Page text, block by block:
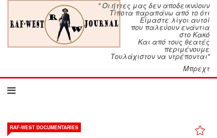
" Οι ήττες μας δεν αποδεικνύουν
Τίποτα παραπάνω από το ότι
Είμαστε λίγοι αυτοί
που παλεύουν ενάντια
στο Κακό
Και από τους θεατές
περιμένουμε
Τουλάχιστον να ντρέπονται"
Μπρεχτ
RAF-WEST DOCUMENTARIES